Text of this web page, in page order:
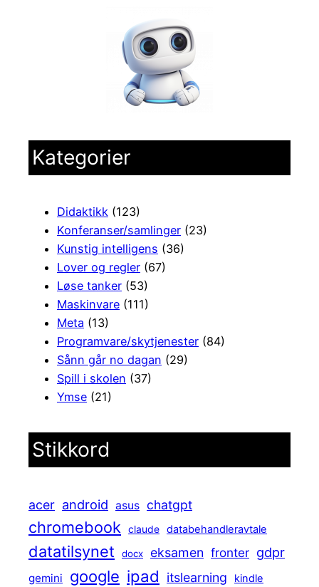
Kategorier
Didaktikk (123)
Konferanser/samlinger (23)
Kunstig intelligens (36)
Lover og regler (67)
Løse tanker (53)
Maskinvare (111)
Meta (13)
Programvare/skytjenester (84)
Sånn går no dagan (29)
Spill i skolen (37)
Ymse (21)
Stikkord
acer android asus chatgpt
chromebook claude databehandleravtale
datatilsynet docx eksamen fronter gdpr
gemini google ipad itslearning kindle